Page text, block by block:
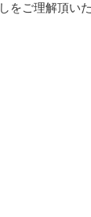
をご理解頂い